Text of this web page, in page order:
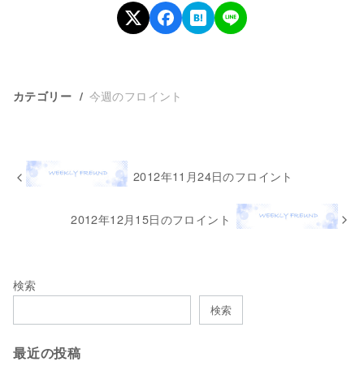
カテゴリー 今週のフロイント
2012年11月24日のフロイント
2012年12月15日のフロイント
検索
検索
最近の投稿